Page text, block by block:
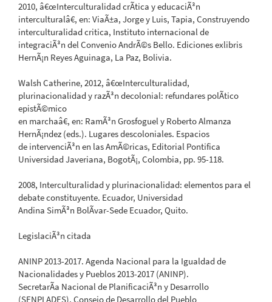
2010, â€œInterculturalidad crÃ­tica y educaciÃ³n
interculturalâ€, en: ViaÃ±a, Jorge y Luis, Tapia, Construyendo
interculturalidad critica, Instituto internacional de
integraciÃ³n del Convenio AndrÃ©s Bello. Ediciones exlibris
HernÃ¡n Reyes Aguinaga, La Paz, Bolivia.
Walsh Catherine, 2012, â€œInterculturalidad,
plurinacionalidad y razÃ³n decolonial: refundares polÃ­tico
epistÃ©mico
en marchaâ€, en: RamÃ³n Grosfoguel y Roberto Almanza
HernÃ¡ndez (eds.). Lugares descoloniales. Espacios
de intervenciÃ³n en las AmÃ©ricas, Editorial Pontifica
Universidad Javeriana, BogotÃ¡, Colombia, pp. 95-118.
2008, Interculturalidad y plurinacionalidad: elementos para el
debate constituyente. Ecuador, Universidad
Andina SimÃ³n BolÃ­var-Sede Ecuador, Quito.
LegislaciÃ³n citada
ANINP 2013-2017. Agenda Nacional para la Igualdad de
Nacionalidades y Pueblos 2013-2017 (ANINP).
SecretarÃ­a Nacional de PlanificaciÃ³n y Desarrollo
(SENPLADES), Consejo de Desarrollo del Pueblo